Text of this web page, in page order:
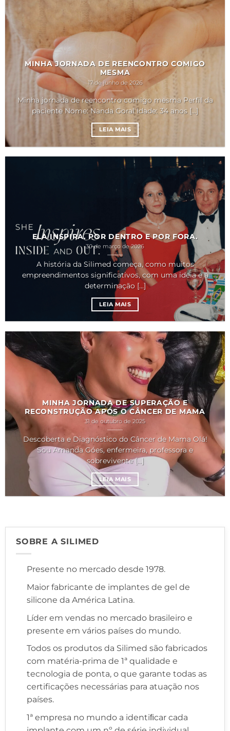
MINHA JORNADA DE REENCONTRO COMIGO
MESMA
17 de junho de 2026
Minha jornada de reencontro comigo mesma Perfil da
paciente Nome: Nanda Goral Idade: 34 anos [...]
LEIA MAIS
ELA INSPIRA. POR DENTRO E POR FORA.
30 de março de 2026
A história da Silimed começa, como muitos
empreendimentos significativos, com uma ideia e a
determinação [...]
LEIA MAIS
MINHA JORNADA DE SUPERAÇÃO E
RECONSTRUÇÃO APÓS O CÂNCER DE MAMA
31 de outubro de 2025
Descoberta e Diagnóstico do Câncer de Mama Olá!
Sou Amanda Góes, enfermeira, professora e
sobrevivente [...]
LEIA MAIS
SOBRE A SILIMED
Presente no mercado desde 1978.
Maior fabricante de implantes de gel de
silicone da América Latina.
Líder em vendas no mercado brasileiro e
presente em vários países do mundo.
Todos os produtos da Silimed são fabricados
com matéria-prima de 1ª qualidade e
tecnologia de ponta, o que garante todas as
certificações necessárias para atuação nos
países.
1ª empresa no mundo a identiﬁcar cada